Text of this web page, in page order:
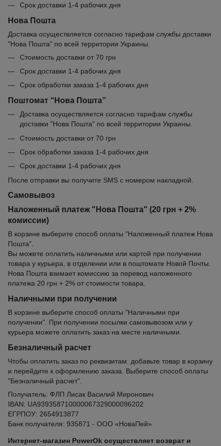
Срок доставки 1-4 рабочих дня
Нова Пошта
Доставка осуществляется согласно тарифам службы доставки
"Нова Пошта" по всей территории Украины.
Стоимость доставки от 70 грн
Срок доставки 1-4 рабочих дня
Срок обработки заказа 1-4 рабочих дня
Поштомат “Нова Пошта”
Доставка осуществляется согласно тарифам службы
доставки "Нова Пошта" по всей территории Украины.
Стоимость доставки от 70 грн
Срок обработки заказа 1-4 рабочих дня
Срок доставки 1-4 рабочих дня
После отправки вы получите SMS с номером накладной.
Самовывоз
Наложенный платеж "Нова Пошта" (20 грн + 2%
комиссии)
В корзине выберите способ оплаты "Наложенный платеж Нова
Пошта".
Вы можете оплатить наличными или картой при получении
товара у курьера, в отделении или в поштомате Новой Почты.
Нова Пошта взимает комиссию за перевод наложенного
платежа 20 грн + 2% от стоимости товара.
Наличными при получении
В корзине выберите способ оплаты "Наличными при
получении". При получении посылки самовывозом или у
курьера можете оплатить заказ на месте наличными.
Безналичный расчет
Чтобы оплатить заказ по реквизитам: добавьте товар в корзину
и перейдите к оформлению заказа. Выберите способ оплаты
"Безналичный расчет".
Получатель: ФЛП Лисак Василий Миронович
IBAN: UA939358710000067329000096202
ЕГРПОУ: 2654913877
Банк получателя: 935871 - ООО «НоваПей»
Интернет-магазин PowerOk осуществляет возврат и